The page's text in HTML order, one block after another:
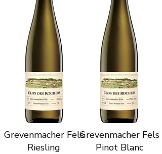
Grevenmacher Fels
Riesling
Grevenmacher Fels
Pinot Blanc